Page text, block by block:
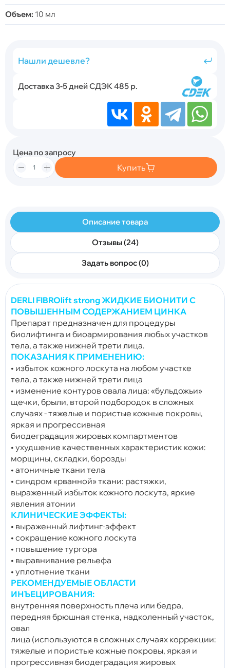
Объем: 10 мл
Нашли дешевле?
Доставка 3-5 дней СДЭК 485 р.
Цена по запросу
Купить
Описание товара
Отзывы (24)
Задать вопрос (0)
DERLI FIBROlift strongЖИДКИЕ БИОНИТИ С
ПОВЫШЕННЫМ СОДЕРЖАНИЕМ ЦИНКА
Препарат предназначен для процедуры
биолифтинга и биоармирования любых участков
тела, а также нижней трети лица.
ПОКАЗАНИЯ К ПРИМЕНЕНИЮ:
• избыток кожного лоскута на любом участке
тела, а также нижней трети лица
• изменение контуров овала лица: «бульдожьи»
щечки, брыли, второй подбородок в сложных
случаях - тяжелые и пористые кожные покровы,
яркая и прогрессивная
биодеградация жировых компартментов
• ухудшение качественных характеристик кожи:
морщины, складки, борозды
• атоничные ткани тела
• синдром «рванной» ткани: растяжки,
выраженный избыток кожного лоскута, яркие
явления атонии
КЛИНИЧЕСКИЕ ЭФФЕКТЫ:
• выраженный лифтинг-эффект
• сокращение кожного лоскута
• повышение тургора
• выравнивание рельефа
• уплотнение ткани
РЕКОМЕНДУЕМЫЕ ОБЛАСТИ
ИНЪЕЦИРОВАНИЯ:
внутренняя поверхность плеча или бедра,
передняя брюшная стенка, надколенный участок,
овал
лица (используются в сложных случаях коррекции:
тяжелые и пористые кожные покровы, яркая и
прогрессивная биодеградация жировых